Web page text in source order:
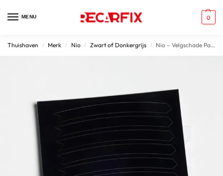
MENU 0
Thuishaven / Merk / Nio / Zwart of Donkergrijs / Nio – Velgschade Patches Gloss Black velgen